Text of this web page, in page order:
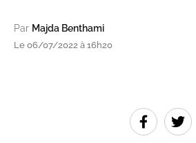
Par Majda Benthami
Le 06/07/2022 à 16h20